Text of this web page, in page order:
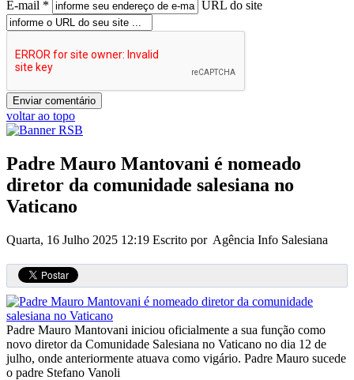
E-mail * URL do site
voltar ao topo
Padre Mauro Mantovani é nomeado
diretor da comunidade salesiana no
Vaticano
Quarta, 16 Julho 2025 12:19 Escrito por Agência Info Salesiana
Padre Mauro Mantovani iniciou oficialmente a sua função como
novo diretor da Comunidade Salesiana no Vaticano no dia 12 de
julho, onde anteriormente atuava como vigário. Padre Mauro sucede
o padre Stefano Vanoli